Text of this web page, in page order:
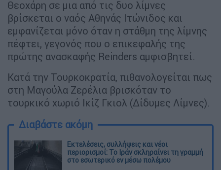
Θεοχάρη σε μια από τις δυο λίμνες
βρίσκεται ο ναός Αθηνάς Ιτώνιδος και
εμφανίζεται μόνο όταν η στάθμη της λίμνης
πέφτει, γεγονός που ο επικεφαλής της
πρώτης ανασκαφής Reinders αμφισβητεί.
Κατά την Τουρκοκρατία, πιθανολογείται πως
στη Μαγούλα Ζερέλια βρισκόταν το
τουρκικό χωριό Ικίζ Γκιολ (Δίδυμες Λίμνες).
Διαβάστε ακόμη
Εκτελέσεις, συλλήψεις και νέοι
περιορισμοί: Το Ιράν σκληραίνει τη γραμμή
στο εσωτερικό εν μέσω πολέμου